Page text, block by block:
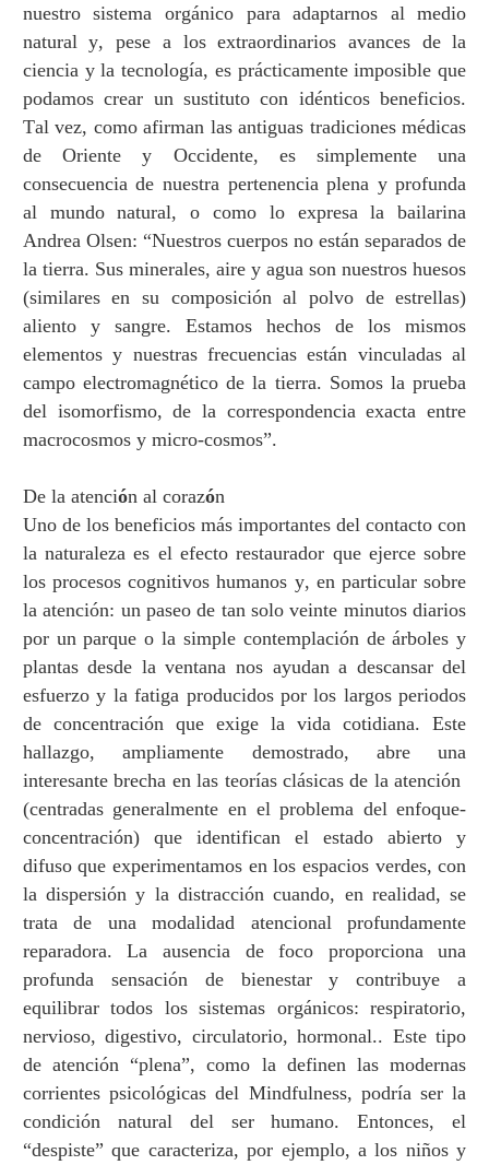
nuestro sistema orgánico para adaptarnos al medio
natural y, pese a los extraordinarios avances de la
ciencia y la tecnología, es prácticamente imposible que
podamos crear un sustituto con idénticos beneficios.
Tal vez, como afirman las antiguas tradiciones médicas
de Oriente y Occidente, es simplemente una
consecuencia de nuestra pertenencia plena y profunda
al mundo natural, o como lo expresa la bailarina
Andrea Olsen: “Nuestros cuerpos no están separados de
la tierra. Sus minerales, aire y agua son nuestros huesos
(similares en su composición al polvo de estrellas)
aliento y sangre. Estamos hechos de los mismos
elementos y nuestras frecuencias están vinculadas al
campo electromagnético de la tierra. Somos la prueba
del isomorfismo, de la correspondencia exacta entre
macrocosmos y micro-cosmos”.
De la atención al corazón
Uno de los beneficios más importantes del contacto con
la naturaleza es el efecto restaurador que ejerce sobre
los procesos cognitivos humanos y, en particular sobre
la atención: un paseo de tan solo veinte minutos diarios
por un parque o la simple contemplación deárboles y
plantas desde la ventana nos ayudan a descansar del
esfuerzo y la fatiga producidos por los largos periodos
de concentración que exige la vida cotidiana. Este
hallazgo, ampliamente demostrado, abre una
interesante brecha en las teorías clásicas de la atención
(centradas generalmente en el problema del enfoque-
concentración) que identifican el estado abierto y
difuso que experimentamos en los espacios verdes, con
la dispersión y la distracción cuando, en realidad, se
trata de una modalidad atencional profundamente
reparadora. La ausencia de foco proporciona una
profunda sensación de bienestar y contribuye a
equilibrar todos los sistemas orgánicos: respiratorio,
nervioso, digestivo, circulatorio, hormonal.. Este tipo
de atención “plena”, como la definen las modernas
corrientes psicológicas del Mindfulness, podría ser la
condición natural del ser humano. Entonces, el
“despiste” que caracteriza, por ejemplo, a los niños y